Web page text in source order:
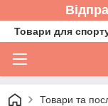
Товари для
Товари та